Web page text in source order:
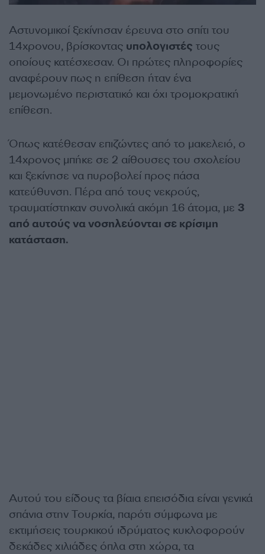
Αστυνομικοί ξεκίνησαν έρευνα στο σπίτι του
14χρονου, βρίσκοντας υπολογιστές τους
οποίους κατέσχεσαν. Οι πρώτες πληροφορίες
αναφέρουν πως η επίθεση ήταν ένα
μεμονωμένο περιστατικό και όχι τρομοκρατική
επίθεση.
Όπως κατέθεσαν επιζώντες από το μακελειό, ο
14χρονος μπήκε σε 2 αίθουσες του σχολείου
και ξεκίνησε να πυροβολεί προς πάσα
κατεύθυνση. Πέρα από τους νεκρούς,
τραυματίστηκαν συνολικά ακόμη 16 άτομα, με 3
από αυτούς να νοσηλεύονται σε κρίσιμη
κατάσταση.
Αυτού του είδους τα βίαια επεισόδια είναι γενικά
σπάνια στην Τουρκία, παρότι σύμφωνα με
εκτιμήσεις τουρκικού ιδρύματος κυκλοφορούν
δεκάδες χιλιάδες όπλα στη χώρα, τα